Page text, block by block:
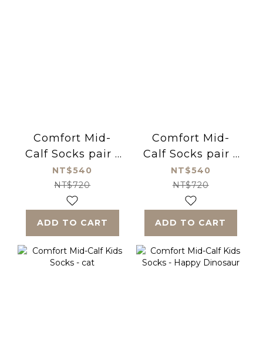
Comfort Mid-
Calf Socks pair -
car
NT$540
NT$720
ADD TO CART
Comfort Mid-
Calf Socks pair -
cat
NT$540
NT$720
ADD TO CART